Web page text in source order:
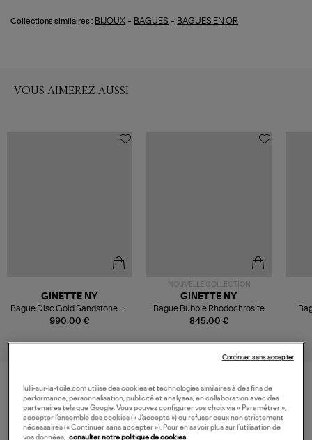
Collections similaires : BIJOUX - BAGUES - BAGUES EN OR
VOUS AIMEREZ AUSSI
990,00 €
GINETTE NY
Bague Disc Gold Sandstone Or
Rose
NOUVELLE COLLECTION
845,00 €
GINETTE NY
Bague Bubble Rhodochrosite
VOS DERNIERS PRODUITS VUS
lulli-sur-la-toile.com utilise des cookies et technologies similaires à des fins de
performance, personnalisation, publicité et analyses, en collaboration avec des
partenaires tels que Google. Vous pouvez configurer vos choix via « Paramétrer »,
accepter l’ensemble des cookies (« J’accepte ») ou refuser ceux non strictement
nécessaires (« Continuer sans accepter »). Pour en savoir plus sur l’utilisation de
vos données, consulter notre politique de cookies
Continuer sans accepter